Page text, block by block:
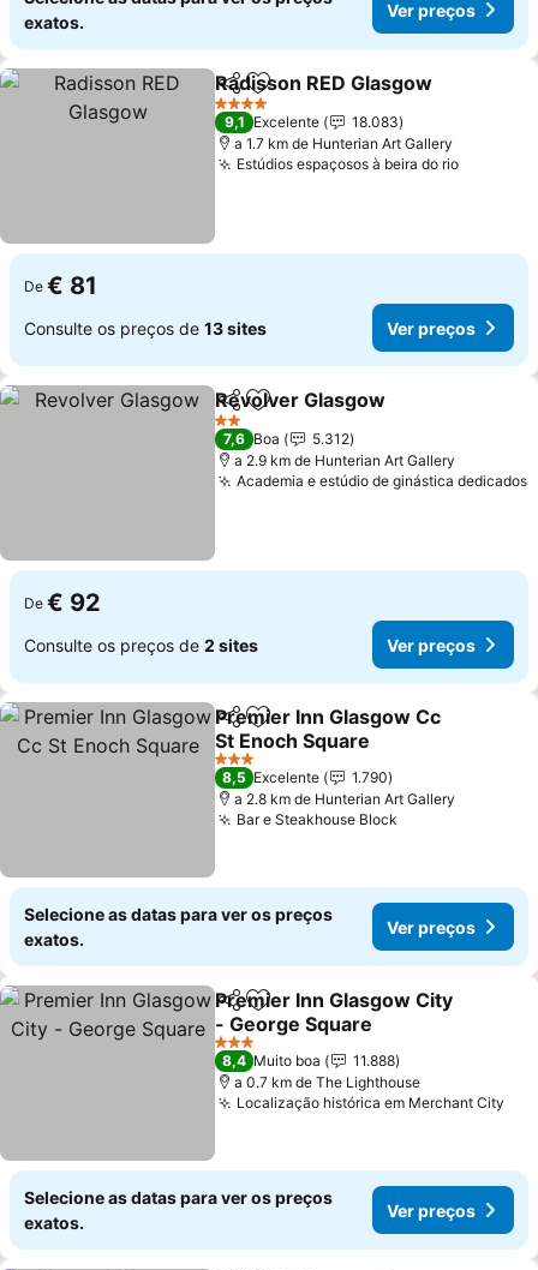
exatos.
Ver preços
PartilharAdicionar aos favoritos
Radisson RED Glasgow
4 Estrelas
9,1 Excelente
18.083
a 1.7 km de Hunterian Art Gallery
Estúdios espaçosos à beira do rioVer
De € 81
Consulte os preços de 13 sites Ver preços
PartilharAdicionar aos favoritos
Revolver Glasgow
2 Estrelas
7,6 Boa
5.312
a 2.9 km de Hunterian Art Gallery
Academia e estúdio de ginástica dedicados
De € 92
Consulte os preços de 2 sites Ver preços
PartilharAdicionar aos favoritos
Premier Inn Glasgow Cc
St Enoch Square
Ver preços
3 Estrelas
8,5 Excelente
1.790
a 2.8 km de Hunterian Art Gallery
Bar e Steakhouse Block
Selecione as datas para ver os preços
exatos.
Ver preços
PartilharAdicionar aos favoritos
Premier Inn Glasgow City
- George Square
Ver preços
3 Estrelas
8,4 Muito boa
11.888
a 0.7 km de The Lighthouse
Localização histórica em Merchant City
Selecione as datas para ver os preços
exatos.
Ver preços